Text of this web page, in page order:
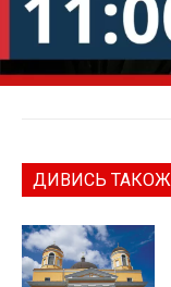
ДИВИСЬ ТАКОЖ